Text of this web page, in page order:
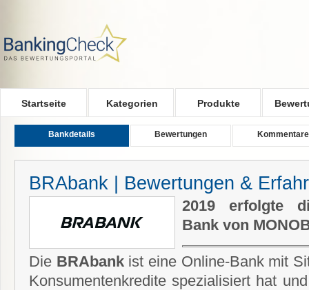
Startseite Kategorien Produkte
Bankdetails Bewertungen Kommentare
BRAbank | Bewertungen &
2019 erfolgte
Bank von
Die BRAbankist eine Online-Bank mit
Konsumentenkredite spezialisiert hat